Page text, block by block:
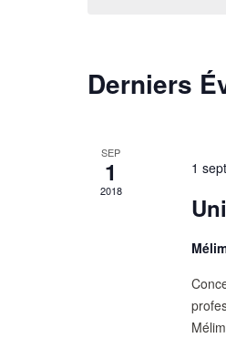
Derniers
SEP
1
2018
1